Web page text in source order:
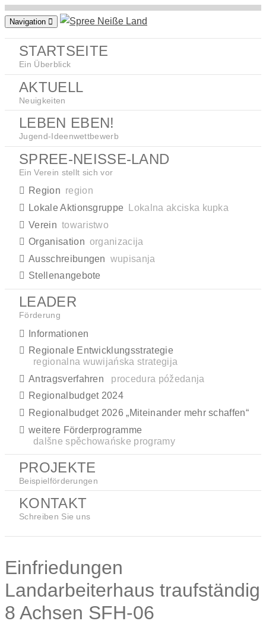
Zum
springen
Navigation
STARTSEITE
Ein Überblick
AKTUELL
Neuigkeiten
LEBEN EBEN!
Jugend-Ideenwettbewerb
SPREE-NEISSE-LAND
Ein Verein stellt sich vor
Region region
Lokale Aktionsgruppe
Lokalna akciska kupka
Verein towaristwo
Organisation organizacija
Ausschreibungen wupisanja
Stellenangebote
LEADER
Förderung
Informationen
Regionale Entwicklungsstrategie
regionalna wuwijańska strategija
Antragsverfahren
procedura póžedanja
Regionalbudget 2024
Regionalbudget 2026 „Miteinander mehr schaffen“
weitere Förderprogramme
dalšne spěchowańske programy
PROJEKTE
Beispielförderungen
KONTAKT
Schreiben Sie uns
Einfriedungen
Landarbeiterhaus traufständig
8 Achsen SFH-06